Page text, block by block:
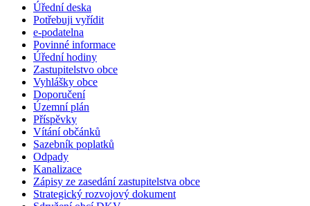
Úřední deska
Potřebuji vyřídit
e-podatelna
Povinné informace
Úřední hodiny
Zastupitelstvo obce
Vyhlášky obce
Doporučení
Územní plán
Příspěvky
Vítání občánků
Sazebník poplatků
Odpady
Kanalizace
Zápisy ze zasedání zastupitelstva obce
Strategický rozvojový dokument